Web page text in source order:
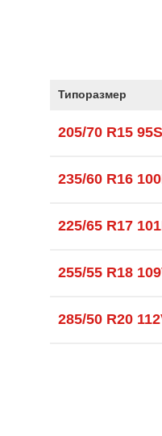
Типоразмер
205/70 R15 95S
235/60 R16
225/65 R17
255/55 R18
285/50 R20